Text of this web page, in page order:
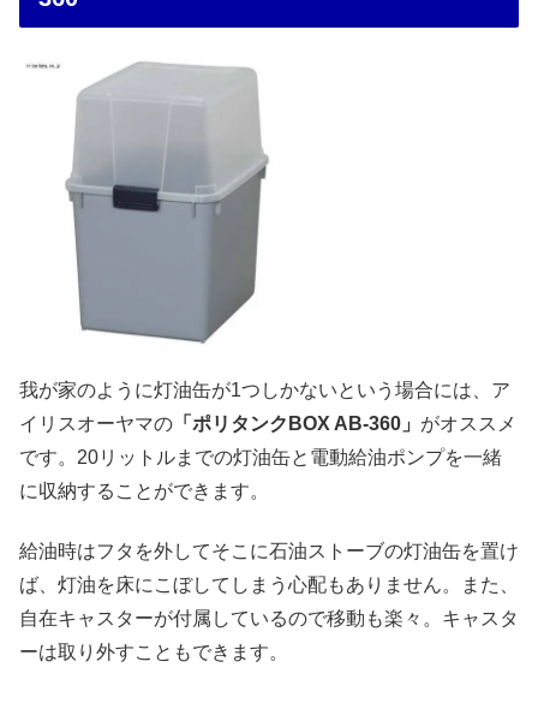
我が家のように灯油缶が1つしかないという場合には、ア
イリスオーヤマの 「ポリタンクBOX AB-360」 がオススメ
です。20リットルまでの灯油缶と電動給油ポンプを一緒
に収納することができます。
給油時はフタを外してそこに石油ストーブの灯油缶を置け
ば、灯油を床にこぼしてしまう心配もありません。また、
自在キャスターが付属しているので移動も楽々。キャスタ
ーは取り外すこともできます。